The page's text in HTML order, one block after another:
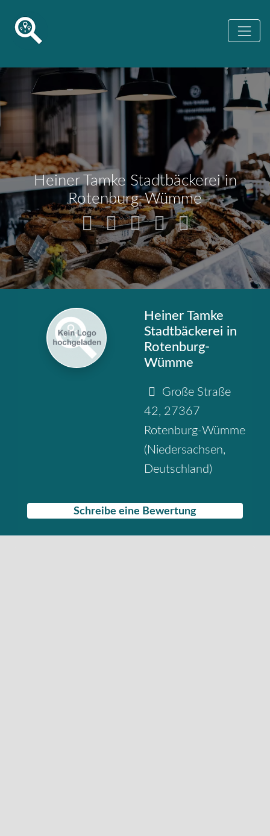
Heiner Tamke Stadtbäckerei in
Rotenburg-Wümme
Heiner Tamke
Stadtbäckerei in
Rotenburg-
Wümme
Große Straße
42, 27367
Rotenburg-Wümme
( Niedersachsen,
Deutschland)
Schreibe eine Bewertung